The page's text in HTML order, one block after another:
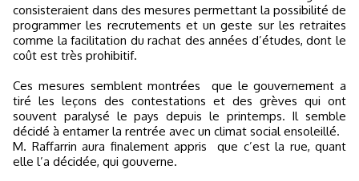
consisteraient dans des mesures permettant la possibilité de
programmer les recrutements et un geste sur les retraites
comme la facilitation du rachat des années d’études, dont le
coût est très prohibitif.
Ces mesures semblent montrées
que le gouvernement a
tiré les leçons des contestations et des grèves qui ont
souvent paralysé le pays depuis le printemps. Il semble
décidé à entamer la rentrée avec un climat social ensoleillé.
M. Raffarrin aura finalement appris
que c’est la rue, quant
elle l’a décidée, qui gouverne.